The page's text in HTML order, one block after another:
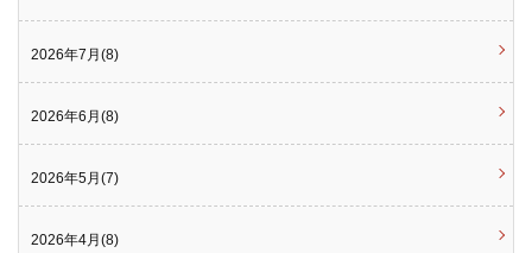
2026年7月(8)
2026年6月(8)
2026年5月(7)
2026年4月(8)